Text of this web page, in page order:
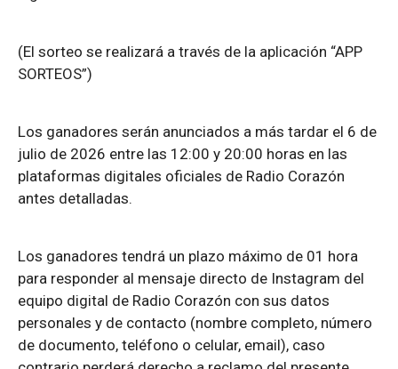
(El sorteo se realizará a través de la aplicación “APP
SORTEOS”)
Los ganadores serán anunciados a más tardar el 6 de
julio de 2026 entre las 12:00 y 20:00 horas en las
plataformas digitales oficiales de Radio Corazón
antes detalladas.
Los ganadores tendrá un plazo máximo de 01 hora
para responder al mensaje directo de Instagram del
equipo digital de Radio Corazón con sus datos
personales y de contacto (nombre completo, número
de documento, teléfono o celular, email), caso